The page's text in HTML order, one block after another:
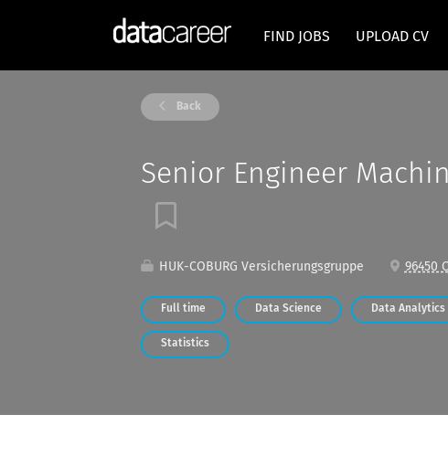
FIND JOBS UPLOAD CV
Back
Senior Engineer
HUK-COBURG Versicherungsgruppe 96450
Full time Data Science Data Analytics
Statistics